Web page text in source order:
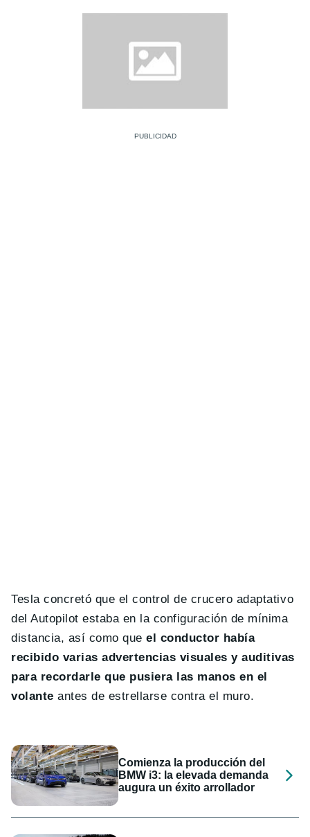
Tesla concretó que el control de crucero adaptativo
del Autopilot estaba en la configuración de mínima
distancia, así como queel conductor había
recibido varias advertencias visuales y auditivas
para recordarle que pusiera las manos en el
volante antes de estrellarse contra el muro.
Comienza la producción del
BMW i3: la elevada demanda
augura un éxito arrollador